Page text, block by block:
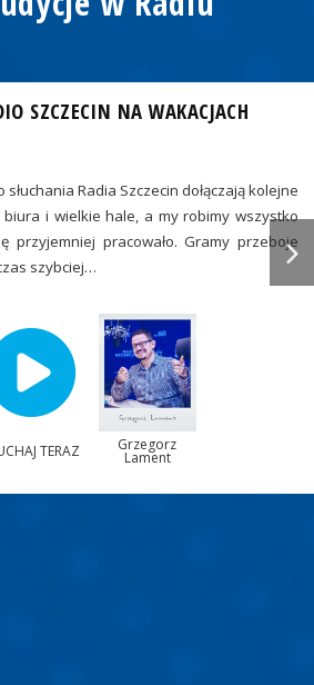
SZCZECIN NA WAKACJACH
Radia Szczecin dołączają kolejne
biura i wielkie hale, a my robimy wszystko
przyjemniej pracowało. Gramy przeboje
szybciej…
TERAZ Grzegorz
Lament